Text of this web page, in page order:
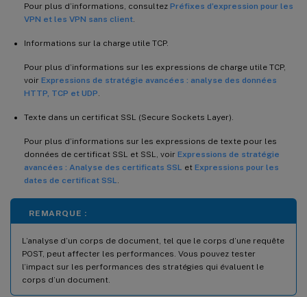
Pour plus d’informations, consultez Préfixes d’expression pour les
VPN et les VPN sans client
Informations sur la charge utile TCP.
Pour plus d’informations sur les expressions de charge utile TCP,
voir Expressions de stratégie avancées : analyse des données
HTTP, TCP et UDP
Texte dans un certificat SSL (Secure Sockets Layer).
Pour plus d’informations sur les expressions de texte pour les
données de certificat SSL et SSL, voir Expressions de stratégie
avancées : Analyse des certificats SSL et Expressions pour les
dates de certificat SSL
REMARQUE :
L’analyse d’un corps de document, tel que le corps d’une requête
POST, peut affecter les performances. Vous pouvez tester
l’impact sur les performances des stratégies qui évaluent le
corps d’un document.